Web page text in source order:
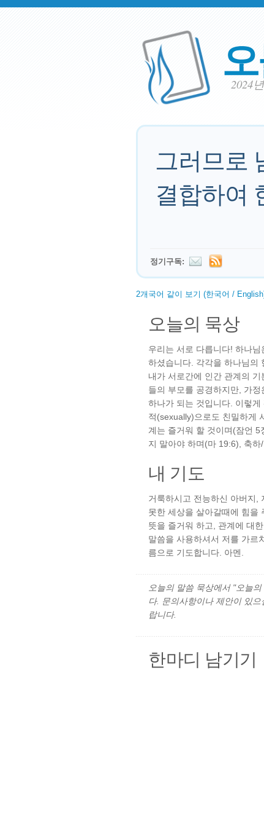
2024
그러므로
결합하여
정기구독:
2개국어 같이 보기 (한국어 /
오늘의 묵상
우리는 서로 다릅니다! 하나
하셨습니다. 각각을 하나님의
내가 서로간에 인간 관계의
들의 부모를 공경하지만, 가
하나가 되는 것입니다. 이렇
적(sexually)으로도 친밀하게
계는 즐거워 할 것이며(잠언
지 말아야 하며(마 19:6), 축
내 기도
거룩하시고 전능하신 아버지,
못한 세상을 살아갈때에 힘을
뜻을 즐거워 하고, 관계에 대
말씀을 사용하셔서 저를 가르
름으로 기도합니다. 아멘.
오늘의 말씀 묵상에서 "오늘
다. 문의사항이나 제안이 있으
랍니다.
한마디 남기기